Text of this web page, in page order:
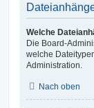
Welche
Die Board-
welche
Administration.
Nach oben